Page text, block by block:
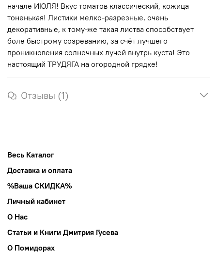
начале ИЮЛЯ! Вкус томатов классический, кожица
тоненькая! Листики мелко-разрезные, очень
декоративные, к тому-же такая листва способствует
боле быстрому созреванию, за счёт лучшего
проникновения солнечных лучей внутрь куста! Это
настоящий ТРУДЯГА на огородной грядке!
Отзывы (1)
Весь Каталог
Доставка и оплата
%Ваша СКИДКА%
Личный кабинет
О Нас
Статьи и Книги Дмитрия Гусева
О Помидорах